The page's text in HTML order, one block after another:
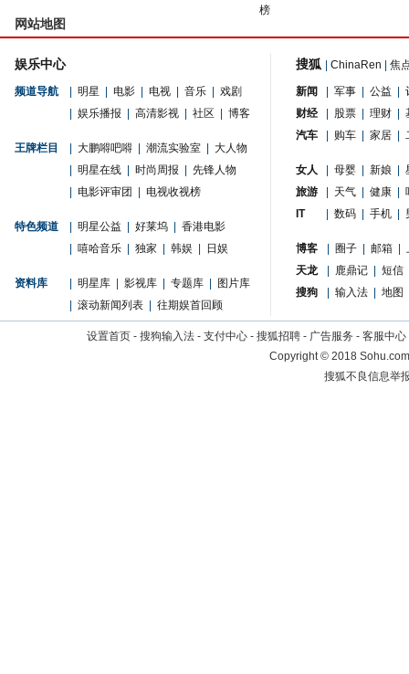
榜
网站地图
娱乐中心
频道导航 明星 电影 电视 音乐
戏剧
娱乐播报 高清影视 社区 博客
王牌栏目 大鹏嘚吧嘚 潮流实验室
大人物
明星在线 时尚周报
先锋人物
电影评审团 电视收视榜
特色频道 明星公益 好莱坞
香港电影
嘻哈音乐 独家 韩娱 日娱
资料库 明星库 影视库 专题库
图片库
滚动新闻列表 往期娱首回顾
搜狐 ChinaRen 焦
新闻 军事 公益
财经
股票 理财
汽车
购车 家居
女人 母婴 新娘
旅游
天气 健康
IT
数码 手机
博客 圈子 邮箱
天龙
鹿鼎记
短信
搜狗
输入法 地图
设置首页 - 搜狗输入法 - 支付中心 - 搜狐招聘 - 广告服务 - 客服中心
Copyright©2018
搜狐不良信息举